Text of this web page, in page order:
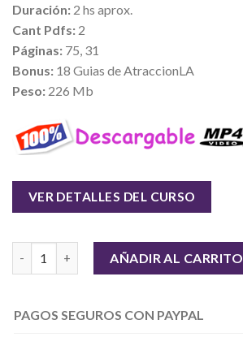
Duración: 2 hs aprox.
Cant Pdfs: 2
Páginas: 75, 31
Bonus: 18 Guias de AtraccionLA
Peso: 226 Mb
VER DETALLES DEL CURSO
AÑADIR AL CARRITO
PAGOS SEGUROS CON PAYPAL